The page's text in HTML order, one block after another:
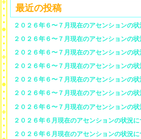
最近の投稿
２０２６年６〜７月現在のアセンションの
２０２６年６〜７月現在のアセンションの
２０２６年６〜７月現在のアセンションの
２０２６年６〜７月現在のアセンションの
２０２６年６〜７月現在のアセンションの
２０２６年６〜７月現在のアセンションの
２０２６年６〜７月現在のアセンションの
２０２６年６月現在のアセンションの状況
２０２６年６月現在のアセンションの状況